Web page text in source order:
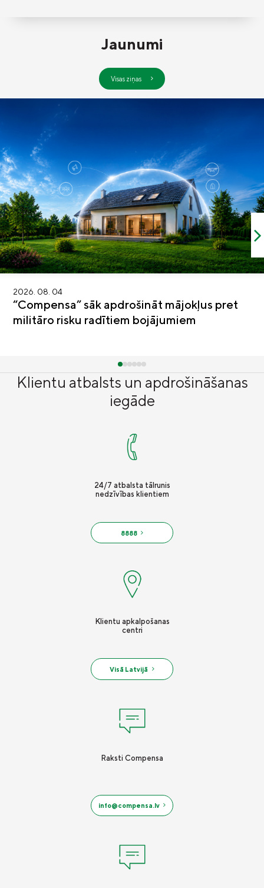
Jaunumi
Visas ziņas
2026. 08. 04
“Compensa” sāk apdrošināt mājokļus pret
militāro risku radītiem bojājumiem
Klientu atbalsts un apdrošināšanas
iegāde
24/7 atbalsta tālrunis
nedzīvības klientiem
8888
Klientu apkalpošanas
centri
Visā Latvijā
Raksti Compensa
info@compensa.lv